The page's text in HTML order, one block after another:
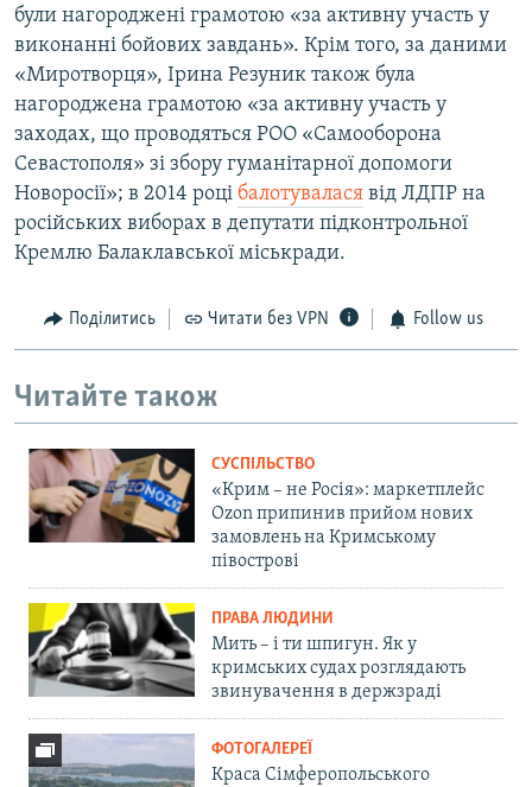
були нагороджені грамотою «за активну участь у
виконанні бойових завдань». Крім того, за даними
«Миротворця», Ірина Резуник також була
нагороджена грамотою «за активну участь у
заходах, що проводяться РОО «Самооборона
Севастополя» зі збору гуманітарної допомоги
Новоросії»; в 2014 році балотувалася від ЛДПР на
російських виборах в депутати підконтрольної
Кремлю Балаклавської міськради.
Поділитись Читати без VPN Follow us
Читайте також
СУСПІЛЬСТВО
«Крим – не Росія»: маркетплейс
Ozon припинив прийом нових
замовлень на Кримському
півострові
ПРАВА ЛЮДИНИ
Мить – і ти шпигун. Як у
кримських судах розглядають
звинувачення в держзраді
ФОТОГАЛЕРЕЇ
Краса Сімферопольського